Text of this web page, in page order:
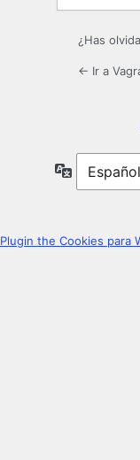
¿Has
← Ir a
Idioma
Plugin the Cookies para